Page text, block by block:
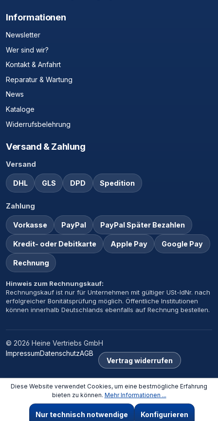
Informationen
Newsletter
Wer sind wir?
Kontakt & Anfahrt
Reparatur & Wartung
News
Kataloge
Widerrufsbelehrung
Versand & Zahlung
Versand
DHL GLS DPD Spedition
Zahlung
Vorkasse PayPal PayPal Später Bezahlen
Kredit- oder Debitkarte Apple Pay Google Pay
Rechnung
Hinweis zum Rechnungskauf:
Rechnungskauf ist nur für Unternehmen mit gültiger USt-IdNr. nach
erfolgreicher Bonitätsprüfung möglich. Öffentliche Institutionen
können innerhalb Deutschlands ebenfalls auf Rechnung bestellen.
© 2026 Heine Vertriebs GmbH
ImpressumDatenschutzAGB
Vertrag widerrufen
Zuletzt angesehen ‹
Diese Website verwendet Cookies, um eine bestmögliche Erfahrung
bieten zu können. Mehr Informationen ...
Nur technisch notwendige Konfigurieren